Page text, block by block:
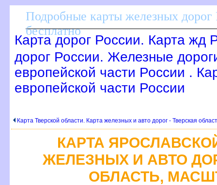
Подробные карты железных дорог
есплатно
Карта дорог России. Карта жд
дорог России. Железные
европейской части России .
европейской части России
Карта Тверской области. Карта железных и авто дорог - Тверская
КАРТА
ЖЕЛЕЗНЫХ И АВТО
ОБЛАСТЬ,